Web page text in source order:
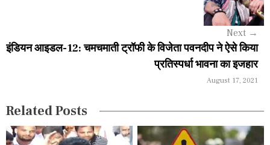
a
o
n
Next →
इंडियन आइडल-12: चमचमाती ट्रॉफी के विजेता पवनदीप ने ऐसे किया
प्रतिस्पर्धा भावना का इजहार
August 17, 2021
Related Posts